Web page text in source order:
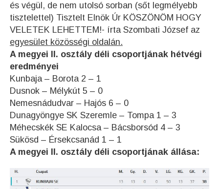
és végül, de nem utolsó sorban (sőt legmélyebb
tisztelettel) Tisztelt Elnök Úr KÖSZÖNÖM HOGY
VELETEK LEHETTEM!- írta Szombati József az
egyesület közösségi oldalán.
A megyei II. osztály déli csoportjának hétvégi
eredményei
Kunbaja – Borota 2 – 1
Dusnok – Mélykút 5 – 0
Nemesnádudvar – Hajós 6 – 0
Dunagyöngye SK Szeremle – Tompa 1 – 3
Méhecskék SE Kalocsa – Bácsborsód 4 – 3
Sükösd – Érsekcsanád 1 – 1
A megyei II. osztály déli csoportjának állása: